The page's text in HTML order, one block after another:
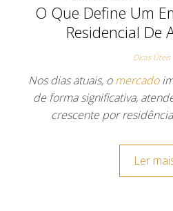
O Que Define Um
Residencial De
Dicas Úteis
Nos dias atuais, omercado
de forma significativa,
crescente por
Ler